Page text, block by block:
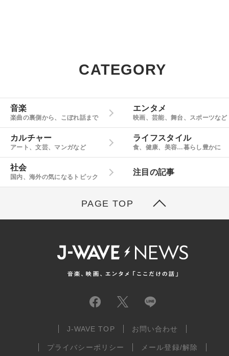
CATEGORY
音楽
楽曲の裏側から、こぼれ話まで
エンタメ
映画、芸能、舞台、スポーツなど
カルチャー
アート、文芸、マンガなど
ライフスタイル
食、健康、美容…暮らし豊かに
社会
国内、海外の気になるトピック
注目の記事
PAGE TOP
J-WAVE TOP お問い合わせ
プライバシーポリシー メール登録/解除